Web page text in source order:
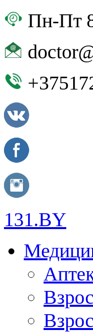
Пн-Пт
131.BY